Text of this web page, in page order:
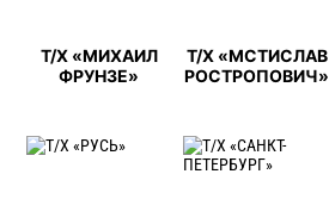
Т/Х «МИХАИЛ
ФРУНЗЕ»
Т/Х «МСТИСЛАВ
РОСТРОПОВИЧ»